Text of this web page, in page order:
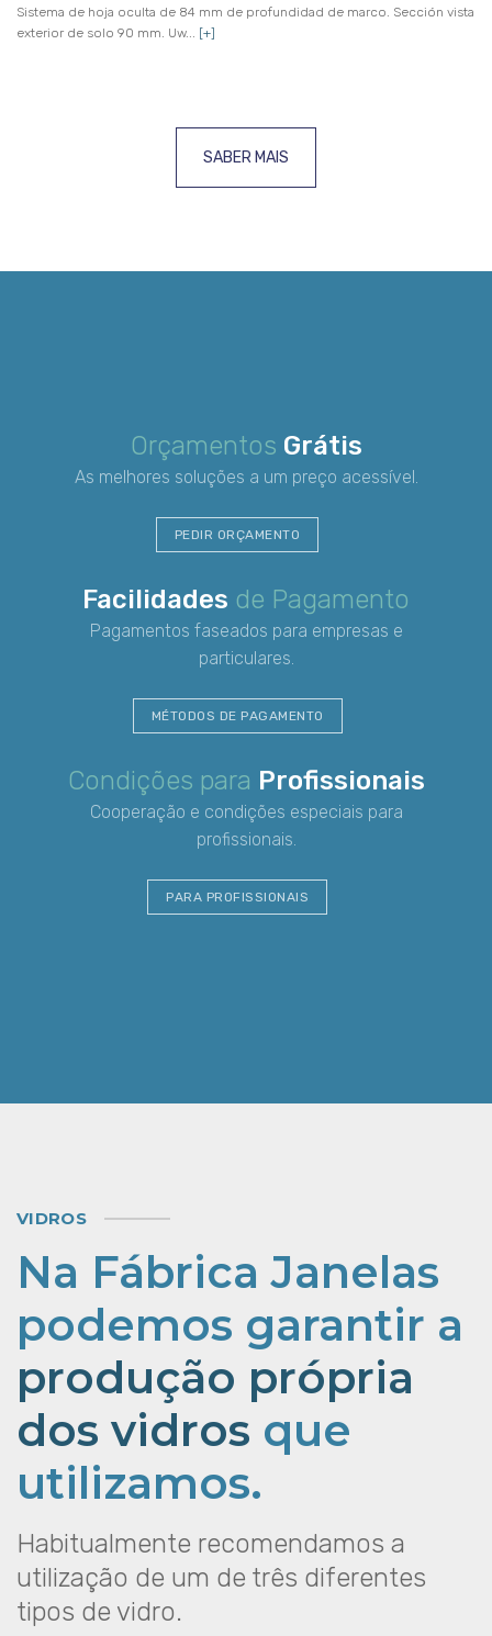
Sistema de hoja oculta de 84 mm de profundidad de marco. Sección vista
exterior de solo 90 mm. Uw... [+]
SABER MAIS
Orçamentos Grátis
As melhores soluções a um preço acessível.
PEDIR ORÇAMENTO
Facilidades de Pagamento
Pagamentos faseados para empresas e
particulares.
MÉTODOS DE PAGAMENTO
Condições para Profissionais
Cooperação e condições especiais para
profissionais.
PARA PROFISSIONAIS
VIDROS
Na Fábrica Janelas
podemos garantir a
produção própria
dos vidros que
utilizamos.
Habitualmente recomendamos a
utilização de um de três diferentes
tipos de vidro.